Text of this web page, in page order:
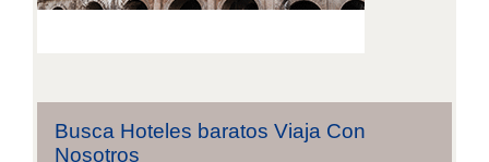
Busca Hoteles baratos Viaja Con
Nosotros